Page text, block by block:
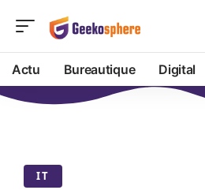
Actu Bureautique Digital
IT